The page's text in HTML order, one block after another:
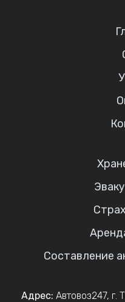
Составление
Адрес: Автовоз247, г.